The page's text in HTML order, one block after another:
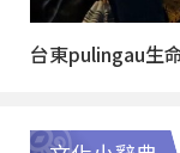
台東pulingau生